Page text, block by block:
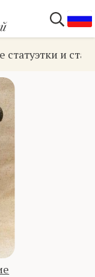
статуэтки и